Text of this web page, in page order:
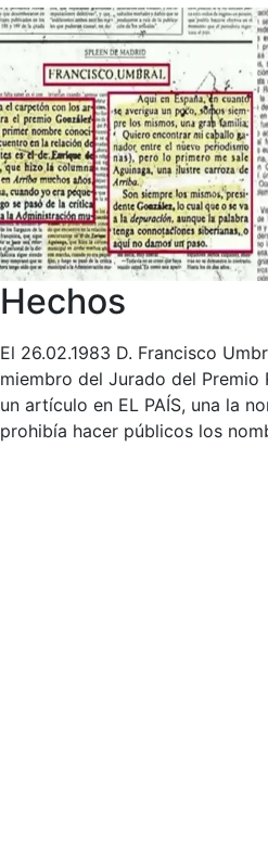
Hechos
El 26.02.1983 D. Francisco
miembro del Jurado del Premio
un artículo en EL PAÍS, una la
prohibía hacer públicos los